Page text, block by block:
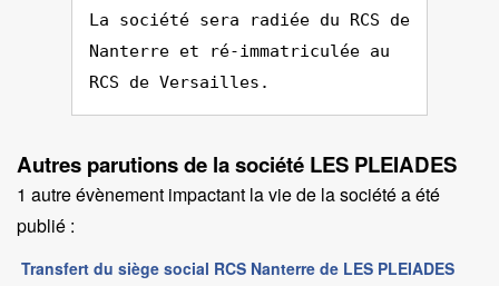
La société sera radiée du RCS de
Nanterre et ré-immatriculée au
RCS de Versailles.
Autres parutions de la société LES PLEIADES
1 autre évènement impactant la vie de la société a été
publié :
Transfert du siège social RCS Nanterre de LES PLEIADES